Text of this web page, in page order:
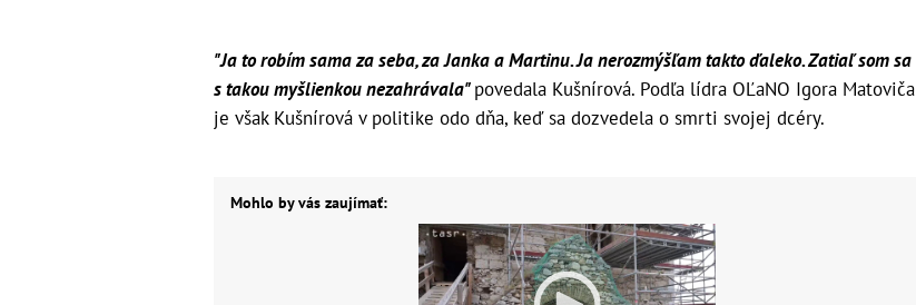
"Ja to robím sama za seba, za Janka a Martinu. Ja nerozmýšľam takto ďaleko. Zatiaľ som sa
s takou myšlienkou nezahrávala"povedala Kušnírová. Podľa lídra OĽaNO Igora Matoviča
je však Kušnírová v politike odo dňa, keď sa dozvedela o smrti svojej dcéry.
Mohlo by vás zaujímať: